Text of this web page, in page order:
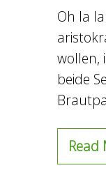
Oh la
wollen,
beide
Read